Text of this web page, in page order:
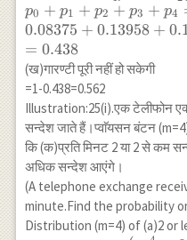
\\ p_3=e^{-5} \times
{3!}=\frac{0.0067
\\ p_4=e^{-5} \times
{4!}=\frac{0.0067
{24}=0.17447 \\
\\ =0.438
p0 + p1 + p2 + p3 + p4
0.08375 + 0.13958 +
= 0.438
(ख)गारण्टी पूरी नहीं हो सकेगी
=1-0.438=0.562
Illustration:25(i).एक टेलीफोन
सन्देश जाते हैं।प्वाॅयसन बंटन
कि (क)प्रति मिनट 2 या 2 से
अधिक सन्देश आएंगे।
(A telephone exchange
minute.Find the probability
Distribution (m=4) of (a)2 or